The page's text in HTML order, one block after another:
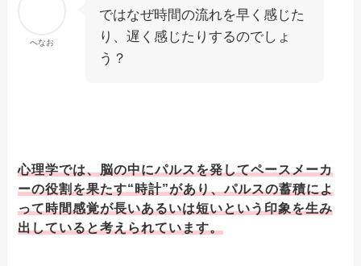
へなお
ではなぜ時間の流れを早く感じた
り、遅く感じたりするのでしょ
う？
心理学では、脳の中にパルスを発してペースメーカ
ーの役割を果たす“時計”があり、パルスの蓄積によ
って時間感覚が長いあるいは短いという印象を生み
出していると考えられています。